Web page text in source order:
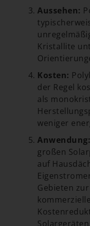
Aussehen:
Kristallite
Kosten:
der Regel
als
weniger
Anwendung:
großen
auf
Gebieten